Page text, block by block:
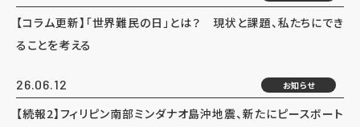
【コラム更新】「世界難民の日」とは？ 現状と課題、私たちにでき
ることを考える
26.06.12 お知らせ
【続報2】フィリピン南部ミンダナオ島沖地震、新たにピースボート